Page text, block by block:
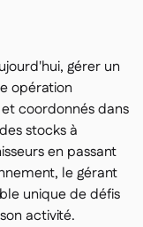
gérer un
opération
coordonnés dans
stocks à
en passant
le gérant
unique de défis
activité.